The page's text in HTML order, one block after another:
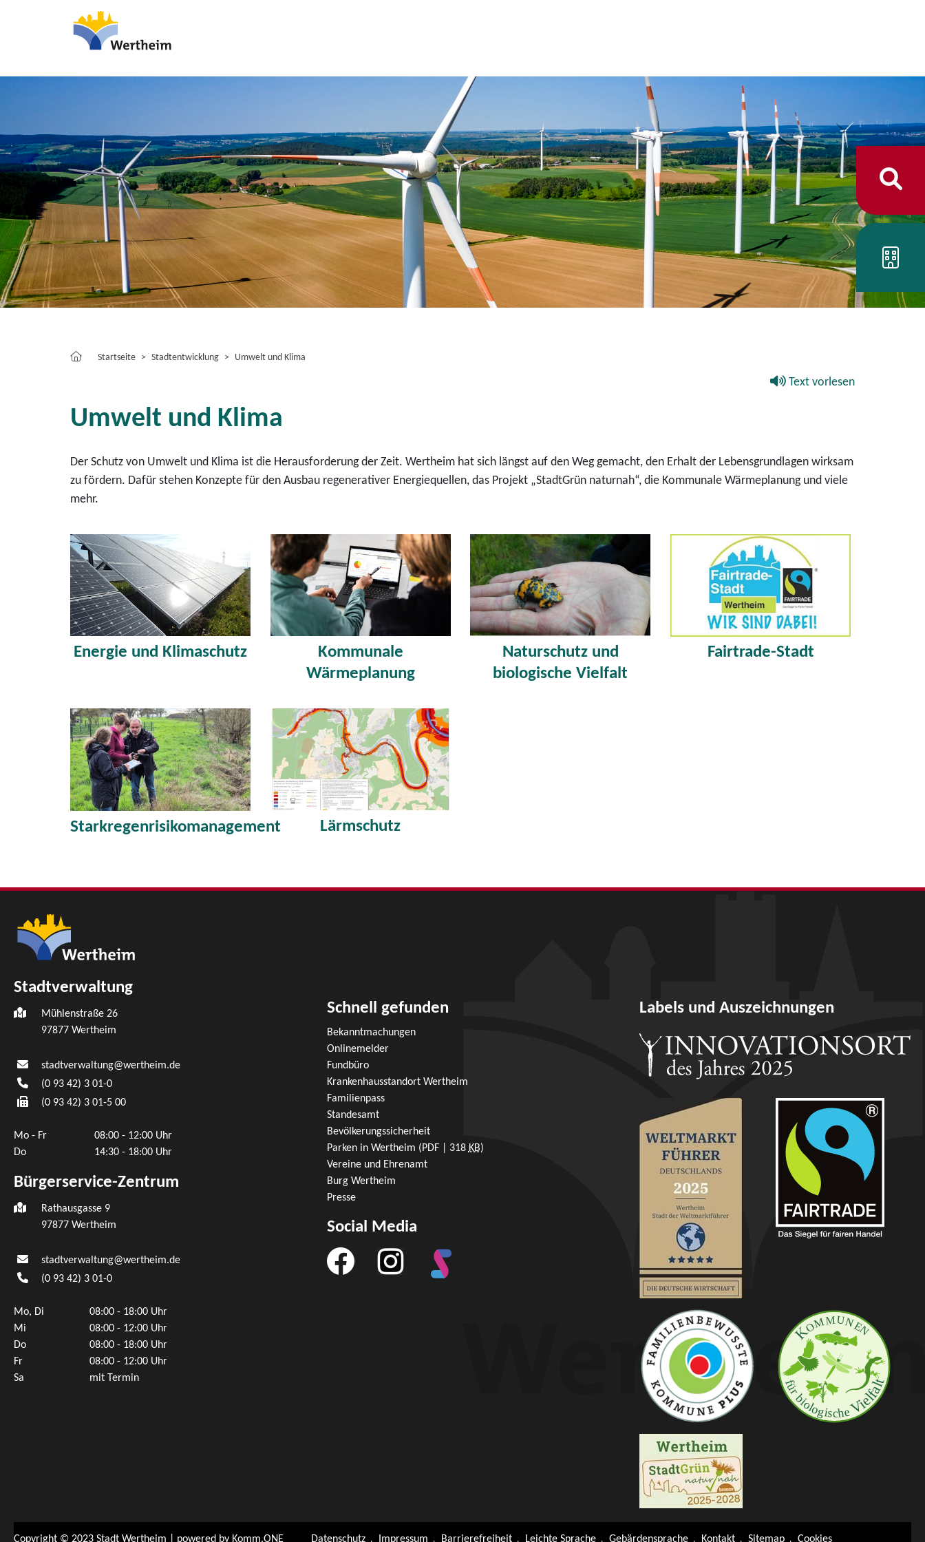
Startseite Stadtentwicklung Umwelt und Klima
Text vorlesen
Umwelt und Klima
Der Schutz von Umwelt und Klima ist die Herausforderung der Zeit. Wertheim hat sich längst auf den Weg gemacht, den Erhalt der Lebensgrundlagen wirksam
zu fördern. Dafür stehen Konzepte für den Ausbau regenerativer Energiequellen, das Projekt „StadtGrün naturnah“, die Kommunale Wärmeplanung und viele
mehr.
Energie und Klimaschutz
Kommunale
Wärmeplanung
Naturschutz und
biologische Vielfalt
Fairtrade-Stadt
Starkregenrisikomanagement Lärmschutz
Stadtverwaltung
Mühlenstraße 26
97877 Wertheim
stadtverwaltung@wertheim.de
(0 93 42) 3 01-0
(0 93 42) 3 01-5 00
Mo - Fr
08:00 - 12:00 Uhr
Do
14:30 - 18:00 Uhr
Bürgerservice-Zentrum
Rathausgasse 9
97877 Wertheim
stadtverwaltung@wertheim.de
(0 93 42) 3 01-0
Mo, Di
08:00 - 18:00 Uhr
Mi
08:00 - 12:00 Uhr
Do
08:00 - 18:00 Uhr
Fr
08:00 - 12:00 Uhr
Sa
mit Termin
Schnell gefunden
Bekanntmachungen
Onlinemelder
Fundbüro
Krankenhausstandort Wertheim
Familienpass
Standesamt
Bevölkerungssicherheit
Parken in Wertheim (PDF | 318 KB)
Vereine und Ehrenamt
Burg Wertheim
Presse
Social Media
Labels und Auszeichnungen
Copyright © 2023 Stadt Wertheim | powered by Komm.ONE Datenschutz Impressum Barrierefreiheit Leichte Sprache Gebärdensprache Kontakt Sitemap Cookies